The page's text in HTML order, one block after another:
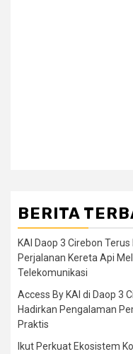
BERITA
KAI Daop 3 Cirebon
Perjalanan Kereta Api
Telekomunikasi
Access By KAI di Daop 3
Hadirkan Pengalaman
Praktis
Ikut Perkuat Ekosistem